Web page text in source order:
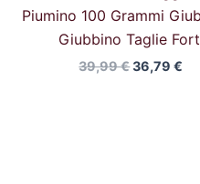
Piumino 100 Grammi
Giubbino Taglie
39,99€36,79€